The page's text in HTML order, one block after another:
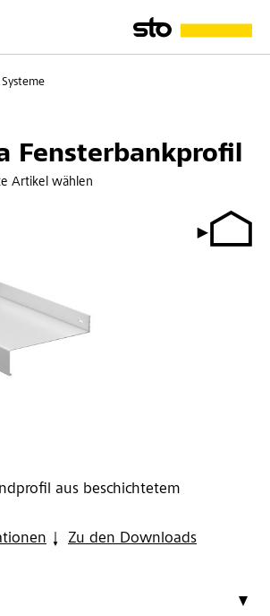
Fensterbankprofil
Artikel wählen
aus beschichtetem
Zu den Downloads